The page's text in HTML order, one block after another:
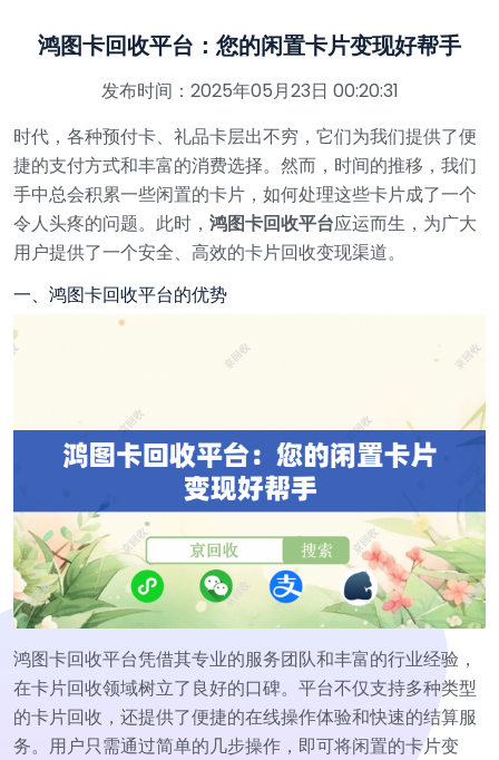
鸿图卡回收平台：您的闲置卡片变现好帮手
发布时间：2025年05月23日 00:20:31
时代，各种预付卡、礼品卡层出不穷，它们为我们提供了便
捷的支付方式和丰富的消费选择。然而，时间的推移，我们
手中总会积累一些闲置的卡片，如何处理这些卡片成了一个
令人头疼的问题。此时， 鸿图卡回收平台应运而生，为广大
用户提供了一个安全、高效的卡片回收变现渠道。
一、鸿图卡回收平台的优势
鸿图卡回收平台凭借其专业的服务团队和丰富的行业经验，
在卡片回收领域树立了良好的口碑。平台不仅支持多种类型
的卡片回收，还提供了便捷的在线操作体验和快速的结算服
务。用户只需通过简单的几步操作，即可将闲置的卡片变